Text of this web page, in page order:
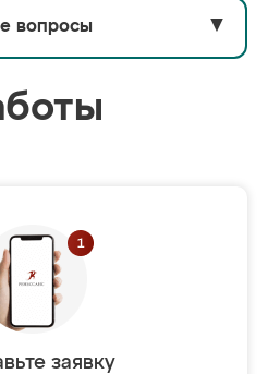
вопросы ▼
заявку